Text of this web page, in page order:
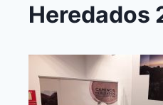
Heredados